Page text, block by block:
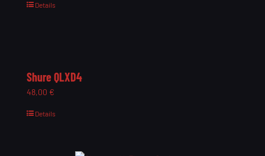
Details
Shure QLXD4
48,00 €
Details